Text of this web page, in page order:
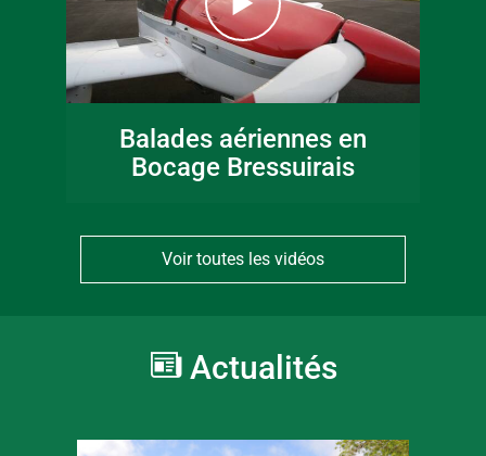
Balades aériennes en
Bocage Bressuirais
Voir toutes les vidéos
Actualités